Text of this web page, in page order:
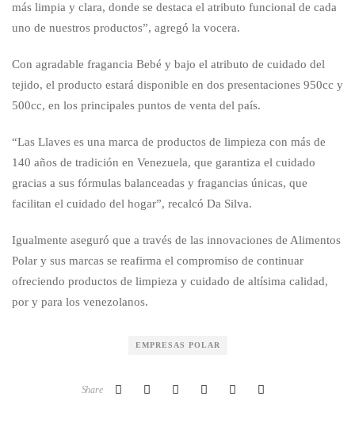
más limpia y clara, donde se destaca el atributo funcional de cada
uno de nuestros productos”, agregó la vocera.
Con agradable fragancia Bebé y bajo el atributo de cuidado del
tejido, el producto estará disponible en dos presentaciones 950cc y
500cc, en los principales puntos de venta del país.
“Las Llaves es una marca de productos de limpieza con más de
140 años de tradición en Venezuela, que garantiza el cuidado
gracias a sus fórmulas balanceadas y fragancias únicas, que
facilitan el cuidado del hogar”, recalcó Da Silva.
Igualmente aseguró que a través de las innovaciones de Alimentos
Polar y sus marcas se reafirma el compromiso de continuar
ofreciendo productos de limpieza y cuidado de altísima calidad,
por y para los venezolanos.
EMPRESAS POLAR
Share